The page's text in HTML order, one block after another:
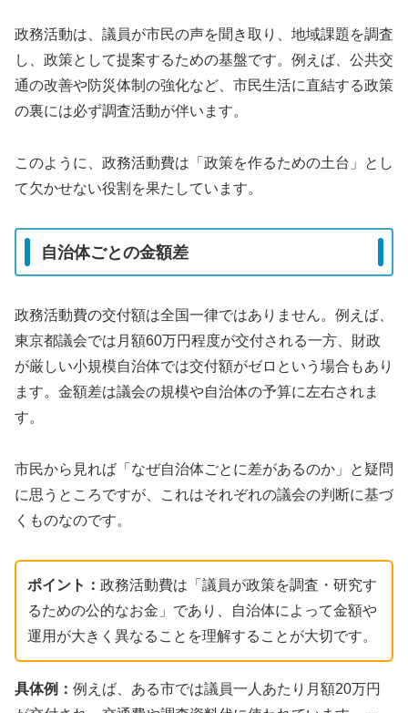
政務活動は、議員が市民の声を聞き取り、地域課題を調査
し、政策として提案するための基盤です。例えば、公共交
通の改善や防災体制の強化など、市民生活に直結する政策
の裏には必ず調査活動が伴います。
このように、政務活動費は「政策を作るための土台」とし
て欠かせない役割を果たしています。
自治体ごとの金額差
政務活動費の交付額は全国一律ではありません。例えば、
東京都議会では月額60万円程度が交付される一方、財政
が厳しい小規模自治体では交付額がゼロという場合もあり
ます。金額差は議会の規模や自治体の予算に左右されま
す。
市民から見れば「なぜ自治体ごとに差があるのか」と疑問
に思うところですが、これはそれぞれの議会の判断に基づ
くものなのです。
ポイント： 政務活動費は「議員が政策を調査・研究す
るための公的なお金」であり、自治体によって金額や
運用が大きく異なることを理解することが大切です。
具体例： 例えば、ある市では議員一人あたり月額20万円